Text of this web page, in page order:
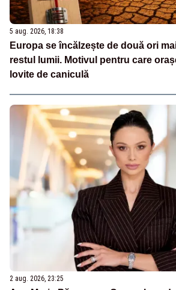
5 aug. 2026, 18:38
Europa se încălzește de două ori
restul lumii. Motivul pentru care
lovite de caniculă
2 aug. 2026, 23:25